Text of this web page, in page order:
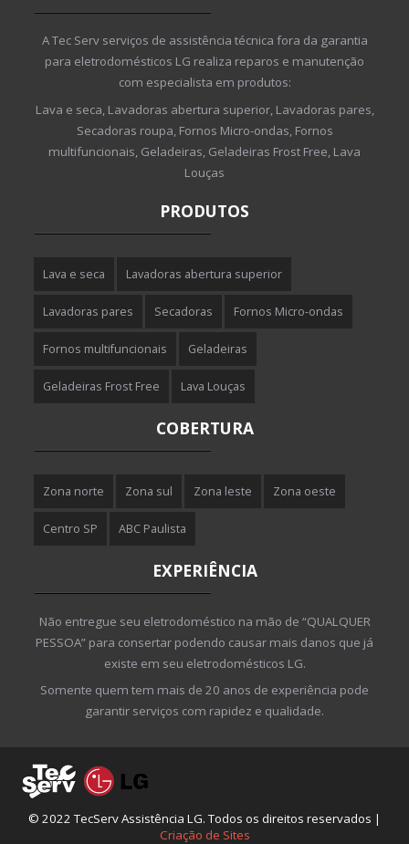
A Tec Serv serviços de assistência técnica fora da garantia
para eletrodomésticos LG realiza reparos e manutenção
com especialista em produtos:
Lava e seca, Lavadoras abertura superior, Lavadoras pares,
Secadoras roupa, Fornos Micro-ondas, Fornos
multifuncionais, Geladeiras, Geladeiras Frost Free, Lava
Louças
PRODUTOS
Lava e seca Lavadoras abertura superior
Lavadoras pares Secadoras Fornos Micro-ondas
Fornos multifuncionais Geladeiras
Geladeiras Frost Free Lava Louças
COBERTURA
Zona norte Zona sul Zona leste Zona oeste
Centro SP ABC Paulista
EXPERIÊNCIA
Não entregue seu eletrodoméstico na mão de “QUALQUER
PESSOA” para consertar podendo causar mais danos que já
existe em seu eletrodomésticos LG.
Somente quem tem mais de 20 anos de experiência pode
garantir serviços com rapidez e qualidade.
© 2022 TecServ Assistência LG. Todos os direitos reservados |
Criação de Sites